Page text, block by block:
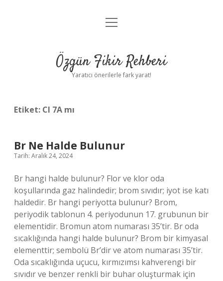
Gizlilik Politikası
Yasal Uyarı
menüyü
Özgün Fikir Rehberi
Yaratıcı önerilerle fark yarat!
Etiket: Cl 7A mı
Br Ne Halde Bulunur
Tarih: Aralık 24, 2024
Br hangi halde bulunur? Flor ve klor oda
koşullarında gaz halindedir; brom sıvıdır; iyot ise katı
haldedir. Br hangi periyotta bulunur? Brom,
periyodik tablonun 4. periyodunun 17. grubunun bir
elementidir. Bromun atom numarası 35’tir. Br oda
sıcaklığında hangi halde bulunur? Brom bir kimyasal
elementtir; sembolü Br’dir ve atom numarası 35’tir.
Oda sıcaklığında uçucu, kırmızımsı kahverengi bir
sıvıdır ve benzer renkli bir buhar oluşturmak için